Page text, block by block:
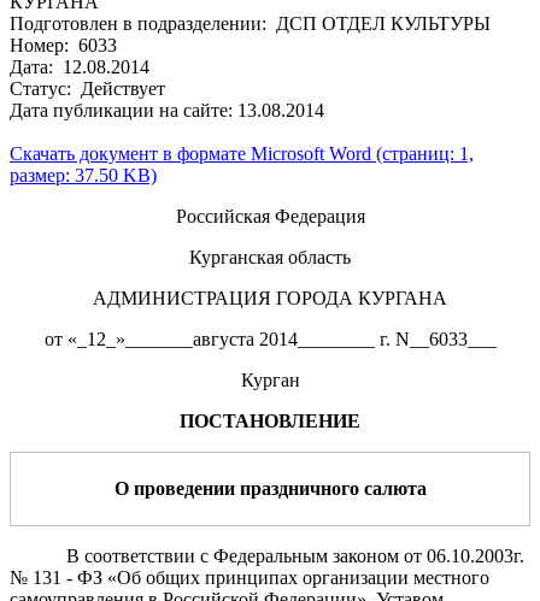
Подготовлен в подразделении: ДСП ОТДЕЛ КУЛЬТУРЫ
Номер: 6033
Дата: 12.08.2014
Статус: Действует
Дата публикации на сайте: 13.08.2014
Скачать документ в формате Microsoft Word (страниц: 1,
размер: 37.50 KB)
Российская Федерация
Курганская область
АДМИНИСТРАЦИЯ ГОРОДА КУРГАНА
от «_12_»_______августа 2014________ г. N__6033___
Курган
ПОСТАНОВЛЕНИЕ
О проведении праздничного салюта
В соответствии с Федеральным законом от 06.10.2003г.
№ 131 - ФЗ «Об общих принципах организации местного